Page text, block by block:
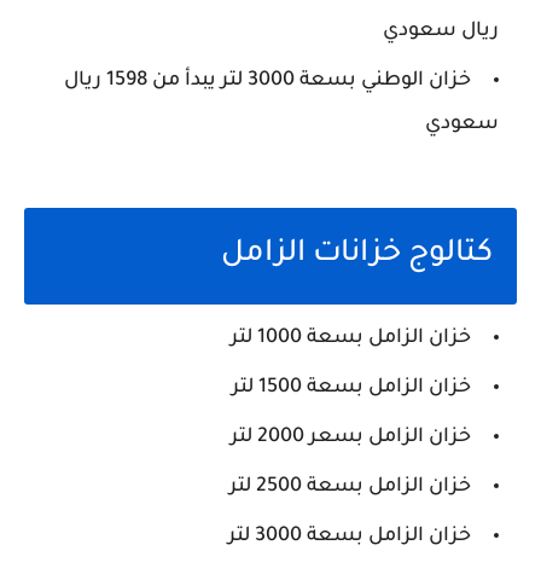
ريال سعودي
خزان الوطني بسعة 3000 لتر يبدأ من 1598 ريال
سعودي
كتالوج خزانات الزامل
خزان الزامل بسعة 1000 لتر
خزان الزامل بسعة 1500 لتر
خزان الزامل بسعر 2000 لتر
خزان الزامل بسعة 2500 لتر
خزان الزامل بسعة 3000 لتر